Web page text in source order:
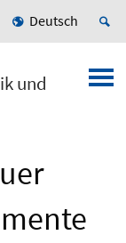
Deutsch
und